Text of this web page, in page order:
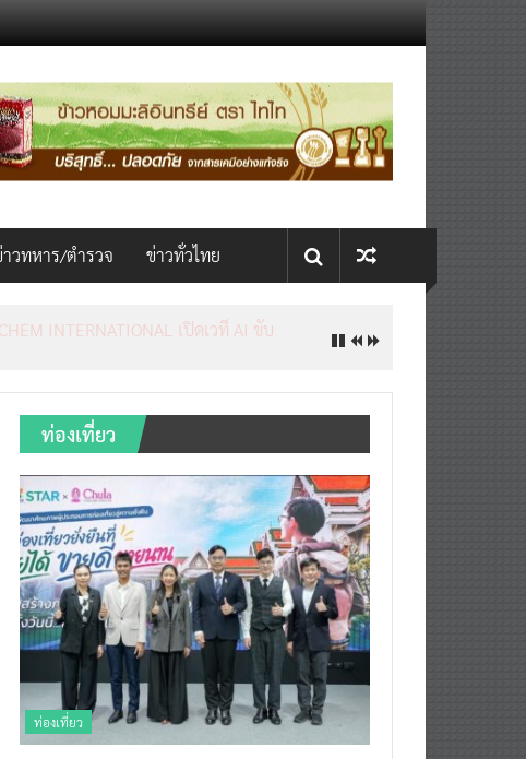
วทหาร/ตำรวจ ข่าวทั่วไทย
INTERNATIONAL เปิดเวที AI ขับ
ท่องเที่ยว
ท่องเที่ยว